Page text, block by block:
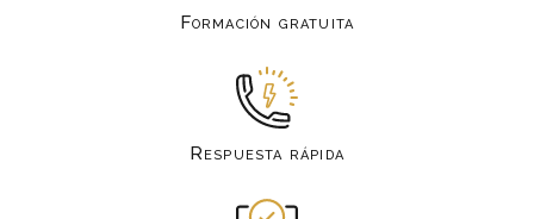
Formación gratuita
Respuesta rápida